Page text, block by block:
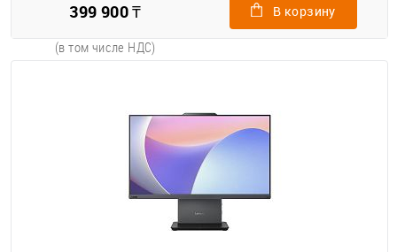
399 900 ₸
(в том числе НДС)
В корзину